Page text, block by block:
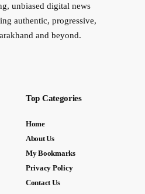
unbiased digital news
authentic, progressive,
and beyond.
Top Categories
Home
About Us
My Bookmarks
Privacy Policy
Contact Us